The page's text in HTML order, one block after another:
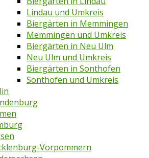
Lindau und Umkreis
Biergärten in Memmingen
Memmingen und Umkreis
Biergärten in Neu Ulm
Neu Ulm und Umkreis
Biergärten in Sonthofen
Sonthofen und Umkreis
Vorpommern